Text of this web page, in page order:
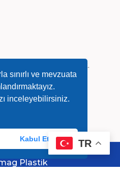
sınırlı ve mevzuata
inceleyebilirsiniz.
Kabul Et
Cad, Hidayet Sk.
Plastik
TR